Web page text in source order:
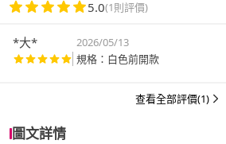
5.0(1則評價)
*大*
2026/05/13
規格：白色前開款
查看全部評價(1)
圖文詳情